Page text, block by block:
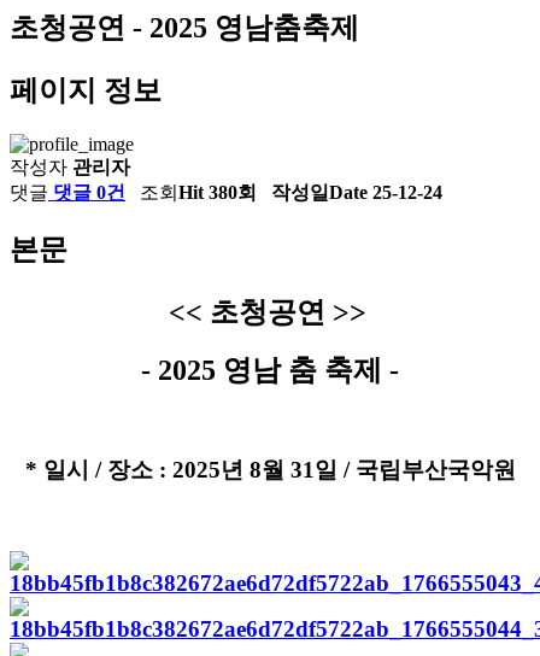
초청공연 - 2025 영남춤축제
페이지 정보
작성자 관리자
댓글 댓글 0건 조회 Hit 380회 작성일Date 25-12-24
본문
​<< 초청공연 >>
- 2025 영남 춤 축제 -
* 일시 / 장소 : 2025년 8월 31일 / 국립부산국악원